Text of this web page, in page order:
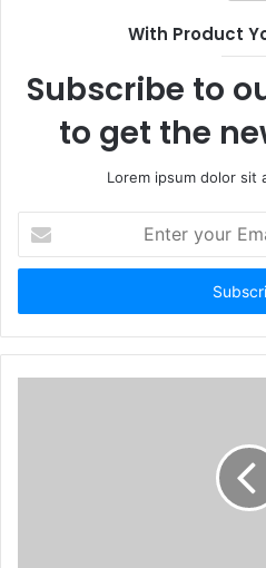
With Product
Subscribe to
to get the
Lorem ipsum dolor sit
t
r
y